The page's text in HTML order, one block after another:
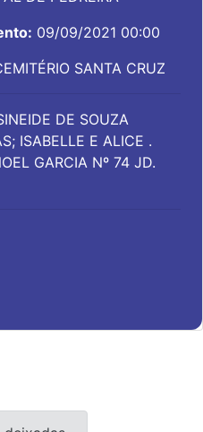
09/09/2021 00:00
SANTA CRUZ
DE SOUZA
ISABELLE E ALICE .
GARCIA Nº 74 JD.